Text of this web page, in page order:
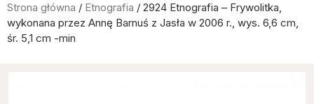
Strona główna / Etnografia / 2924 Etnografia – Frywolitka,
wykonana przez Annę Barnuś z Jasła w 2006 r., wys. 6,6 cm,
śr. 5,1 cm -min